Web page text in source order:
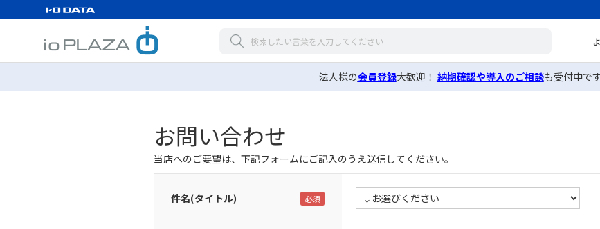
法人様の会員登録大歓迎！ 納期確認や導入のご相談も受付中で
お問い合わせ
当店へのご要望は、下記フォームにご記入のうえ送信してください。
件名(タイトル)